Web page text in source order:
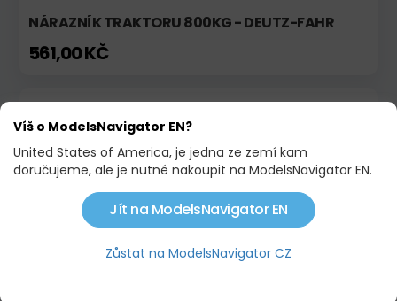
NÁRAZNÍK TRAKTORU 800KG - DEUTZ-FAHR
561,00 KČ
Skladem Limitovaná edice!
Víš o ModelsNavigator EN?
United States of America, je jedna ze zemí kam
doručujeme, ale je nutné nakoupit na ModelsNavigator EN.
Jít na ModelsNavigator EN
Zůstat na ModelsNavigator CZ